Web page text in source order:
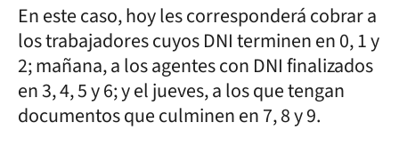
En este caso, hoy les corresponderá cobrar a
los trabajadores cuyos DNI terminen en 0, 1 y
2; mañana, a los agentes con DNI finalizados
en 3, 4, 5 y 6; y el jueves, a los que tengan
documentos que culminen en 7, 8 y 9.